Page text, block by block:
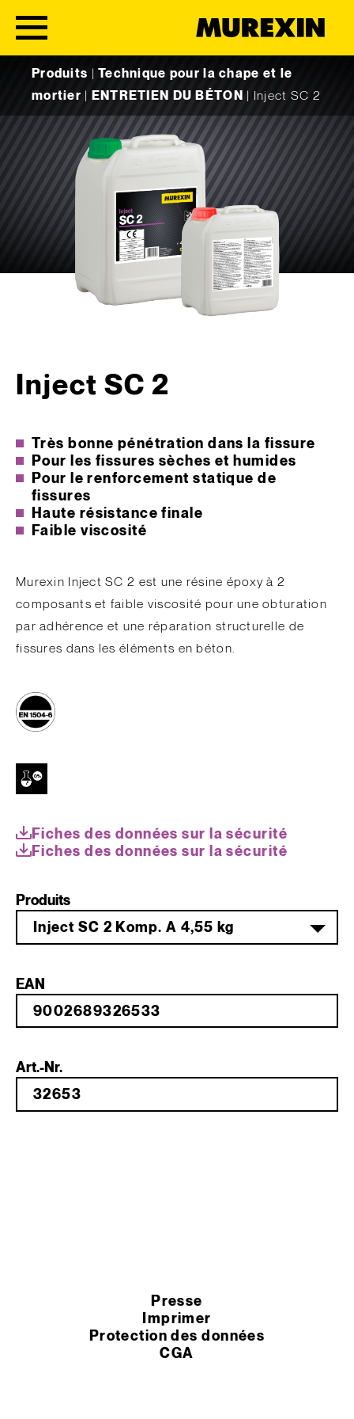
Produits |Technique pour la chape et le
mortier
ENTRETIEN DU BÉTON Inject SC 2
Inject SC 2
Très bonne pénétration dans la fissure
Pour les fissures sèches et humides
Pour le renforcement statique de
fissures
Haute résistance finale
Faible viscosité
Murexin Inject SC 2 est une résine époxy à 2
composants et faible viscosité pour une obturation
par adhérence et une réparation structurelle de
fissures dans les éléments en béton.
Fiches des données sur la sécurité
Fiches des données sur la sécurité
Produits
Inject SC 2 Komp. A 4,55 kg
EAN
Art.-Nr.
Presse
Imprimer
Protection des données
CGA